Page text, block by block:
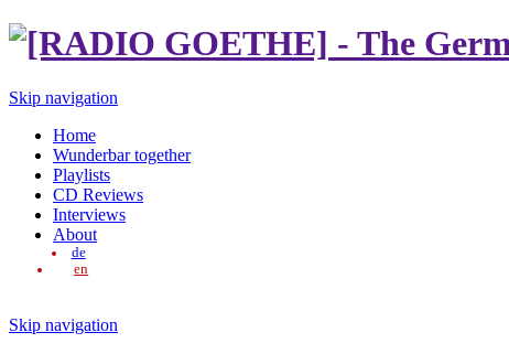
Skip navigation
Home
Wunderbar together
Playlists
CD Reviews
Interviews
About
de
en
Skip navigation